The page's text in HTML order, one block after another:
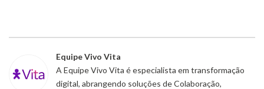
Equipe Vivo Vita
A Equipe Vivo Vita é especialista em transformação
digital, abrangendo soluções de Colaboração,